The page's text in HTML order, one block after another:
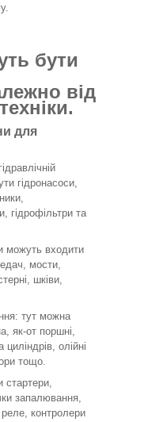
бути
від
для
гідронасоси,
гідрофільтри та
можуть входити
мости,
шківи,
тут можна
як-от поршні,
олійні
тощо.
стартери,
запалювання,
контролери